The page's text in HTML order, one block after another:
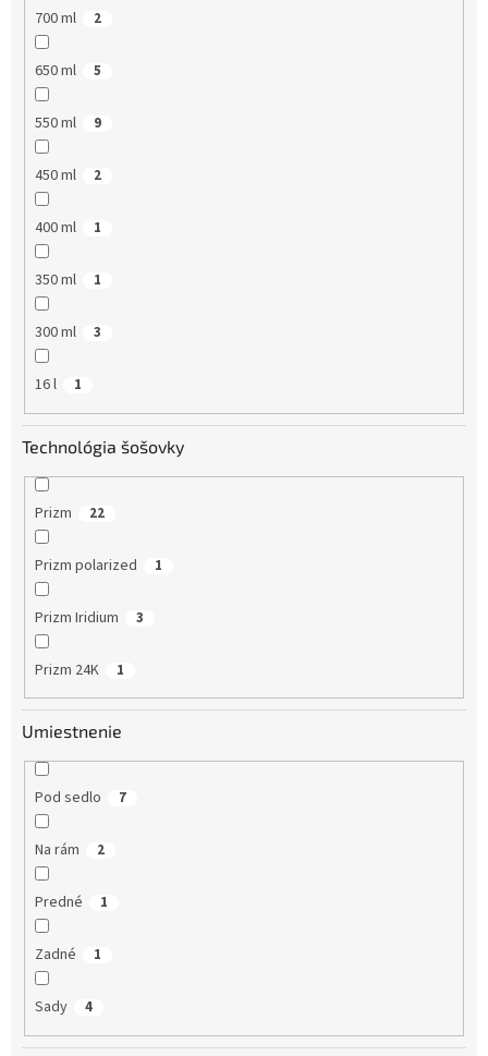
700 ml 2
650 ml 5
550 ml 9
450 ml 2
400 ml 1
350 ml 1
300 ml 3
16 l 1
Technológia šošovky
Prizm 22
Prizm polarized 1
Prizm Iridium 3
Prizm 24K 1
Umiestnenie
Pod sedlo 7
Na rám 2
Predné 1
Zadné 1
Sady 4